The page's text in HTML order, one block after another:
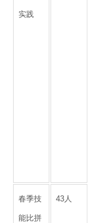
实践
春季技
能比拼
43人